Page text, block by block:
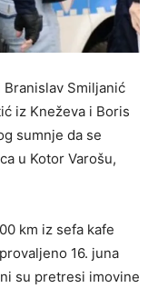
Smiljanić
iz Kneževa i Boris
sumnje da se
u Kotor Varošu,
km iz sefa kafe
16. juna
su pretresi imovine